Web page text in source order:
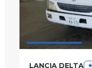
LANCIA DELTA